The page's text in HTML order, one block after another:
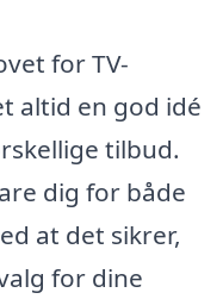
for TV-
altid en god idé
tilbud.
dig for både
at det sikrer,
for dine